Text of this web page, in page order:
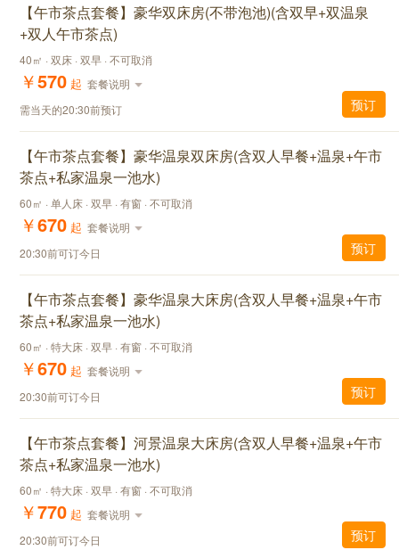
【午市茶点套餐】豪华双床房(不带泡池)(含双早+双温泉
+双人午市茶点)
40㎡ · 双床 · 双早 · 不可取消
￥570 起 套餐说明
需当天的20:30前预订
预订
【午市茶点套餐】豪华温泉双床房(含双人早餐+温泉+午市
茶点+私家温泉一池水)
60㎡ · 单人床 · 双早 · 有窗 · 不可取消
￥670 起 套餐说明
20:30前可订今日
预订
【午市茶点套餐】豪华温泉大床房(含双人早餐+温泉+午市
茶点+私家温泉一池水)
60㎡ · 特大床 · 双早 · 有窗 · 不可取消
￥670 起 套餐说明
20:30前可订今日
预订
【午市茶点套餐】河景温泉大床房(含双人早餐+温泉+午市
茶点+私家温泉一池水)
60㎡ · 特大床 · 双早 · 有窗 · 不可取消
￥770 起 套餐说明
20:30前可订今日
预订